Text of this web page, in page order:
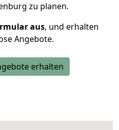
zu planen.
aus, und erhalten
Angebote.
erhalten